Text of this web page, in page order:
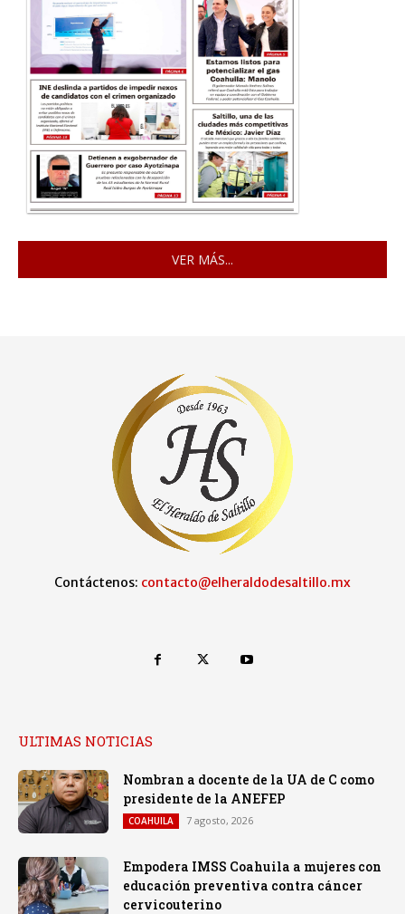
VER MÁS...
Contáctenos: contacto@elheraldodesaltillo.mx
ULTIMAS NOTICIAS
Nombran a docente de la UA de C como
presidente de la ANEFEP
COAHUILA 7 agosto, 2026
Empodera IMSS Coahuila a mujeres con
educación preventiva contra cáncer
cervicouterino